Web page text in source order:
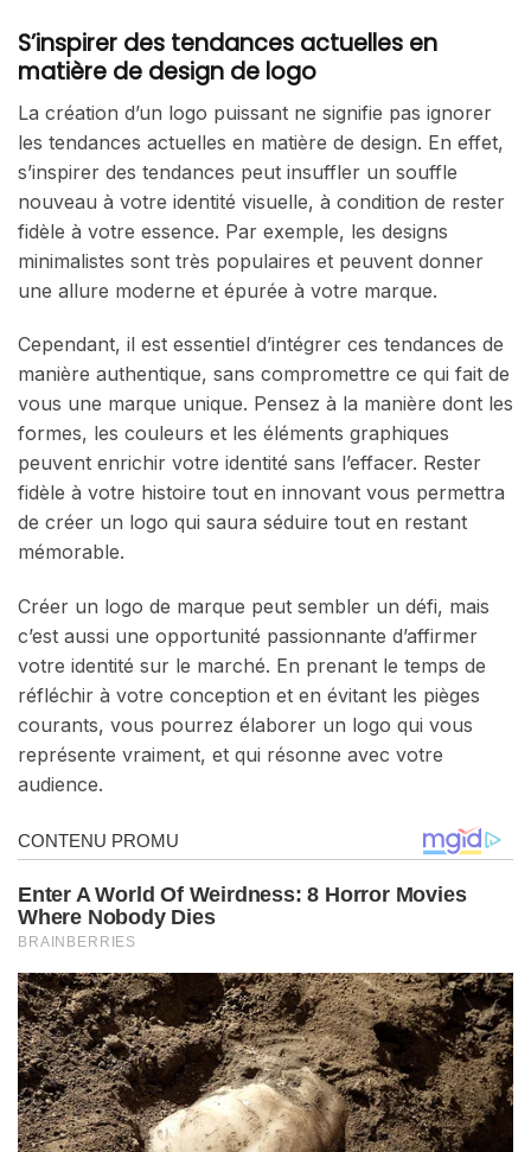
S’inspirer des tendances actuelles en
matière de design de logo
La création d’un logo puissant ne signifie pas ignorer
les tendances actuelles en matière de design. En effet,
s’inspirer des tendances peut insuffler un souffle
nouveau à votre identité visuelle, à condition de rester
fidèle à votre essence. Par exemple, les designs
minimalistes sont très populaires et peuvent donner
une allure moderne et épurée à votre marque.
Cependant, il est essentiel d’intégrer ces tendances de
manière authentique, sans compromettre ce qui fait de
vous une marque unique. Pensez à la manière dont les
formes, les couleurs et les éléments graphiques
peuvent enrichir votre identité sans l’effacer. Rester
fidèle à votre histoire tout en innovant vous permettra
de créer un logo qui saura séduire tout en restant
mémorable.
Créer un logo de marque peut sembler un défi, mais
c’est aussi une opportunité passionnante d’affirmer
votre identité sur le marché. En prenant le temps de
réfléchir à votre conception et en évitant les pièges
courants, vous pourrez élaborer un logo qui vous
représente vraiment, et qui résonne avec votre
audience.